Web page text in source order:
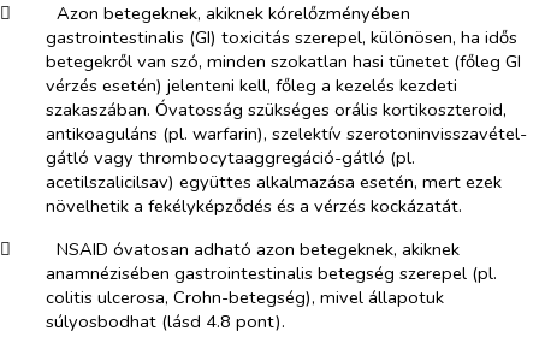
​
Azon betegeknek, akiknek kórelőzményében
gastrointestinalis (GI) toxicitás szerepel, különösen, ha idős
betegekről van szó, minden szokatlan hasi tünetet (főleg GI
vérzés esetén) jelenteni kell, főleg a kezelés kezdeti
szakaszában. Óvatosság szükséges orális kortikoszteroid,
antikoaguláns (pl. warfarin), szelektív szerotoninvisszavétel-
gátló vagy thrombocytaaggregáció-gátló (pl.
acetilszalicilsav) együttes alkalmazása esetén, mert ezek
növelhetik a fekélyképződés és a vérzés kockázatát.
​
NSAID óvatosan adható azon betegeknek, akiknek
anamnézisében gastrointestinalis betegség szerepel (pl.
colitis ulcerosa, Crohn-betegség), mivel állapotuk
súlyosbodhat (lásd 4.8 pont).